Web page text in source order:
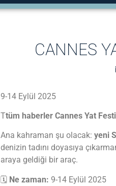
CANNES
9-14 Eylül 2025
Ttüm haberler Cannes Yat
Ana kahraman şu olacak: yeni
denizin tadını doyasıya
araya geldiği bir araç.
🗓 Ne zaman: 9-14 Eylül 2025